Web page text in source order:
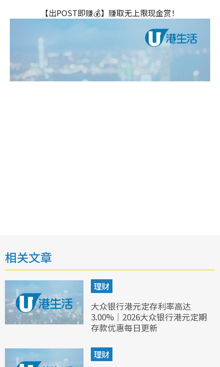
【出POST即赚💰】赚取无上限现金赏！
相关文章
理财
大众银行港元定存利率高达
3.00%｜2026大众银行港元定期
存款优惠每日更新
理财